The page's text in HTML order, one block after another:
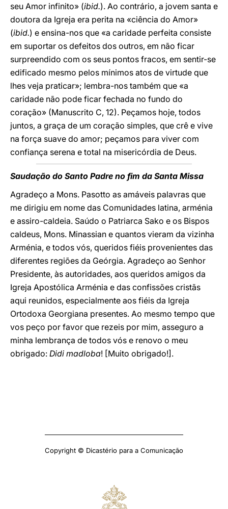
seu Amor infinito» (ibid.). Ao contrário, a jovem santa e
doutora da Igreja era perita na «ciência do Amor»
(ibid.) e ensina-nos que «a caridade perfeita consiste
em suportar os defeitos dos outros, em não ficar
surpreendido com os seus pontos fracos, em sentir-se
edificado mesmo pelos mínimos atos de virtude que
lhes veja praticar»; lembra-nos também que «a
caridade não pode ficar fechada no fundo do
coração» (Manuscrito C, 12). Peçamos hoje, todos
juntos, a graça de um coração simples, que crê e vive
na força suave do amor; peçamos para viver com
confiança serena e total na misericórdia de Deus.
Saudação do Santo Padre no fim da Santa Missa
Agradeço a Mons. Pasotto as amáveis palavras que
me dirigiu em nome das Comunidades latina, arménia
e assiro-caldeia. Saúdo o Patriarca Sako e os Bispos
caldeus, Mons. Minassian e quantos vieram da vizinha
Arménia, e todos vós, queridos fiéis provenientes das
diferentes regiões da Geórgia. Agradeço ao Senhor
Presidente, às autoridades, aos queridos amigos da
Igreja Apostólica Arménia e das confissões cristãs
aqui reunidos, especialmente aos fiéis da Igreja
Ortodoxa Georgiana presentes. Ao mesmo tempo que
vos peço por favor que rezeis por mim, asseguro a
minha lembrança de todos vós e renovo o meu
obrigado: Didi madloba! [Muito obrigado!].
Copyright © Dicastério para a Comunicação